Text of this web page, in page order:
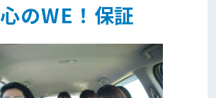
のWE！保証